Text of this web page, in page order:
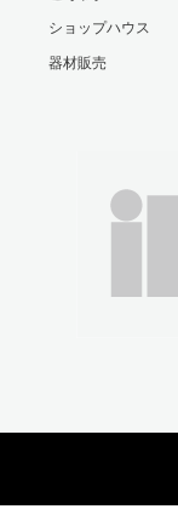
ショップハウス
器材販売